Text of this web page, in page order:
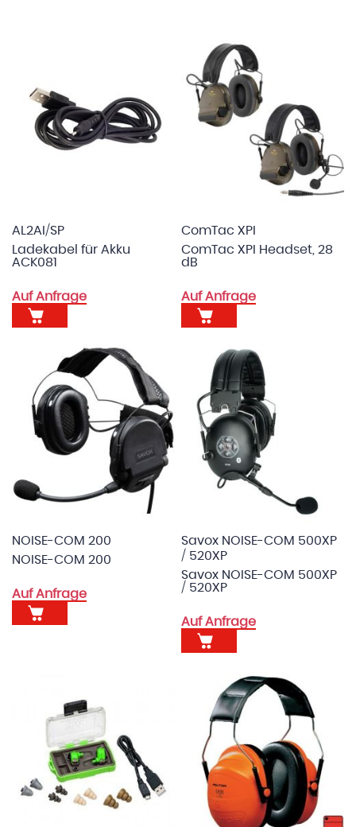
AL2AI/SP
Ladekabel für Akku
ACK081
Auf Anfrage
ComTac XPI
ComTac XPI Headset, 28
dB
Auf Anfrage
NOISE-COM 200
NOISE-COM 200
Auf Anfrage
Savox NOISE-COM 500XP
/ 520XP
Savox NOISE-COM 500XP
/ 520XP
Auf Anfrage